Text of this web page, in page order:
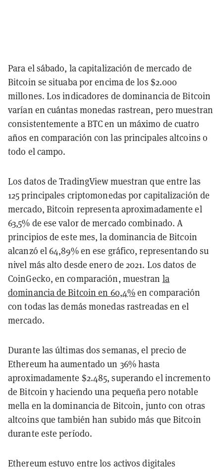
Para el sábado, la capitalización de mercado de
Bitcoin se situaba por encima de los $2.000
millones. Los indicadores de dominancia de Bitcoin
varían en cuántas monedas rastrean, pero muestran
consistentemente a BTC en un máximo de cuatro
años en comparación con las principales altcoins o
todo el campo.
Los datos de TradingView muestran que entre las
125 principales criptomonedas por capitalización de
mercado, Bitcoin representa aproximadamente el
63,5% de ese valor de mercado combinado. A
principios de este mes, la dominancia de Bitcoin
alcanzó el 64,89% en ese gráfico, representando su
nivel más alto desde enero de 2021. Los datos de
CoinGecko, en comparación, muestran la
dominancia de Bitcoin en 60,4%en comparación
con todas las demás monedas rastreadas en el
mercado.
Durante las últimas dos semanas, el precio de
Ethereum ha aumentado un 36% hasta
aproximadamente $2.485, superando el incremento
de Bitcoin y haciendo una pequeña pero notable
mella en la dominancia de Bitcoin, junto con otras
altcoins que también han subido más que Bitcoin
durante este período.
Ethereum estuvo entre los activos digitales